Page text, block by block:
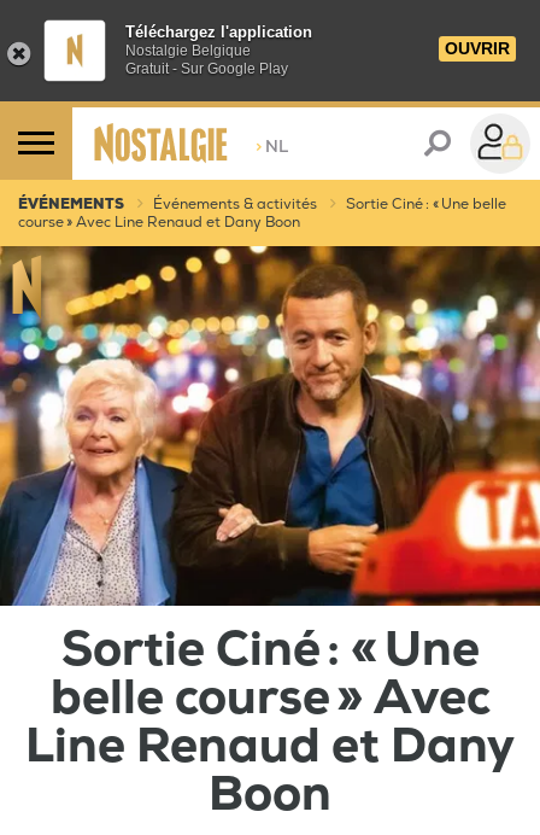
Téléchargez l'application
Nostalgie Belgique
Gratuit - Sur Google Play
OUVRIR
> NL
ÉVÉNEMENTS Événements & activités
Sortie Ciné : « Une belle
course » Avec Line Renaud et Dany Boon
Sortie Ciné : « Une
belle course » Avec
Line Renaud et Dany
Boon